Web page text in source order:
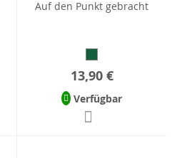
Auf den Punkt gebracht
13,90 €
Verfügbar